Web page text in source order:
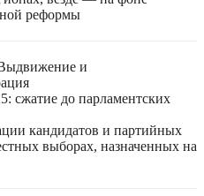
реформы
и
сжатие до парламентских
кандидатов и партийных
выборах, назначенных на